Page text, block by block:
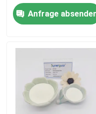
Videos
Werksbesichtigung
Anfrage